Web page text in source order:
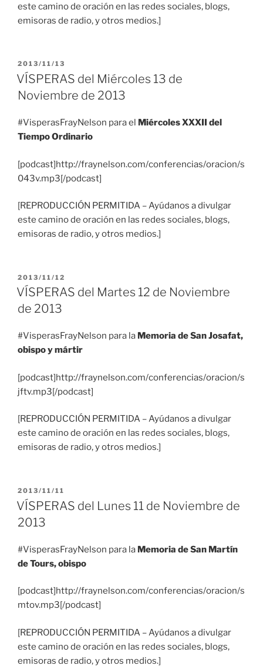
este camino de oración en las redes sociales, blogs,
emisoras de radio, y otros medios.]
PUBLICADO
EL
2013/11/13
VÍSPERAS del Miércoles 13 de
Noviembre de 2013
#VisperasFrayNelson para el Miércoles XXXII del
Tiempo Ordinario
[podcast]http://fraynelson.com/conferencias/oracion/s
043v.mp3[/podcast]
[REPRODUCCIÓN PERMITIDA – Ayúdanos a divulgar
este camino de oración en las redes sociales, blogs,
emisoras de radio, y otros medios.]
PUBLICADO
EL
2013/11/12
VÍSPERAS del Martes 12 de Noviembre
de 2013
#VisperasFrayNelson para la Memoria de San Josafat,
obispo y mártir
[podcast]http://fraynelson.com/conferencias/oracion/s
jftv.mp3[/podcast]
[REPRODUCCIÓN PERMITIDA – Ayúdanos a divulgar
este camino de oración en las redes sociales, blogs,
emisoras de radio, y otros medios.]
PUBLICADO
EL
2013/11/11
VÍSPERAS del Lunes 11 de Noviembre de
2013
#VisperasFrayNelson para la Memoria de San Martín
de Tours, obispo
[podcast]http://fraynelson.com/conferencias/oracion/s
mtov.mp3[/podcast]
[REPRODUCCIÓN PERMITIDA – Ayúdanos a divulgar
este camino de oración en las redes sociales, blogs,
emisoras de radio, y otros medios.]